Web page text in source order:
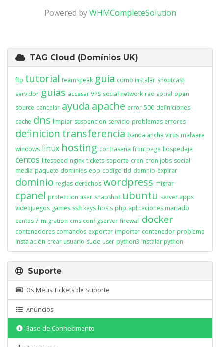
Powered byWHMCompleteSolution
TAG Cloud (Domínios UK)
ftp tutorial teamspeak guia como instalar shoutcast
servidor guias accesar VPS social network red social open
source cancelar ayuda apache error 500 definiciones
cache dns limpiar suspencion servicio problemas errores
definicion transferencia banda ancha virus malware
windows linux hosting contraseña frontpage hospedaje
centos litespeed nginx tickets soporte cron cron jobs social
media paquete dominios epp codigo tld domnio expirar
dominio reglas derechos wordpress migrar
cpanel proteccion user snapshot ubuntu server apps
videojuegos games ssh keys hosts php aplicaciones mariadb
centos 7 migration cms configserver firewall docker
contenedores comandos exportar importar contenedor problema
instalación crear usuario sudo user python3 instalar python
Suporte
Os Meus Tickets de Suporte
Anúncios
Base de Conhecimento